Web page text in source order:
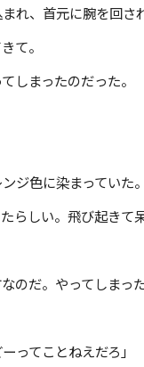
れ、首元に腕を回
て。
しまったのだった。
ジ色に染まっていた。
らしい。飛び起き
のだ。やってしまっ
ってことねえだろ」